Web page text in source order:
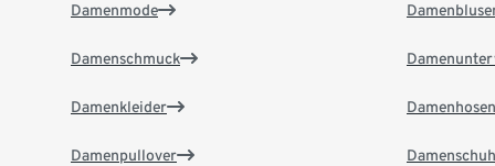
Damenmode
Damenschmuck
Damenkleider
Damenpullover
Damenhosen